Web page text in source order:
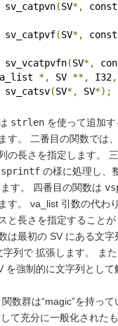
(SV*,
(SV*,
(SV*,
*, SV **, I32,
(SV*, SV*);
strlenを使って追加す
す。 二番目の関数では
の長さを指定します。
sprintfの様に処理し、
す。 四番目の関数は
す。 va_list 引数の代わ
と長さを指定することが
は最初の SV にある文字
字列で 拡張します。 ま
を強制的に文字列として
関数群は“magic”を持っ
て充分に一般化された